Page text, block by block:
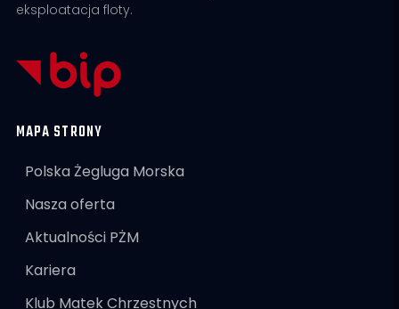
eksploatacja floty.
MAPA STRONY
Polska Żegluga Morska
Nasza oferta
Aktualności PŻM
Kariera
Klub Matek Chrzestnych